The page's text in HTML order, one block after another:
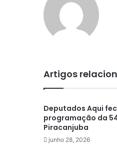
Artigos
Deputados Aqui
programação da
Piracanjuba
junho 28, 2026